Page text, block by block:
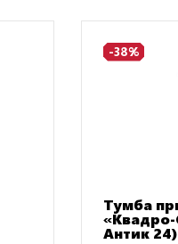
-38%
Тумба
Антик 24)